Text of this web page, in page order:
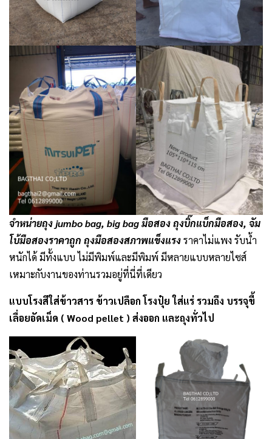
จำหน่ายถุง jumbo bag, big bag มือสอง ถุงบิ๊กแบ็กมือสอง, จัม
โบ้มือสองราคาถูก ถุงมือสองสภาพแข็งแรงราคาไม่แพง รับน้ำ
หนักได้ มีทั้งแบบ ไม่มีพิมพ์และมีพิมพ์ มีหลายแบบหลายไซส์
เหมาะกับงานของท่านรวมอยู่ที่นี่ที่เดียว
แบบโรงสีใส่ข้าวสาร ข้าวเปลือก โรงปุ๋ย ใส่แร่ รวมถึง บรรจุขี้
เลื่อยอัดเม็ด ( Wood pellet ) ส่งออก และถุงทั่วไป